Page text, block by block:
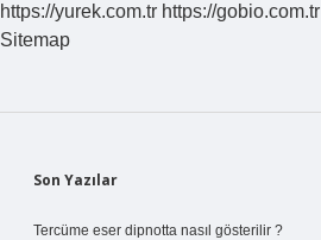
https://yurek.com.tr https://gobio.com.tr
Sitemap
Sidebar
Son Yazılar
Tercüme eser dipnotta nasıl gösterilir ?